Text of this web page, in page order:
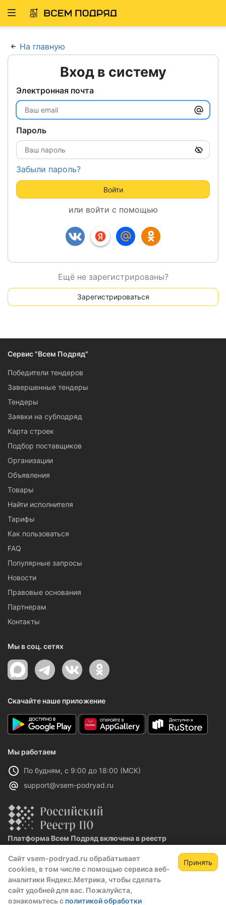
Сайт vsem-podryad.ru обрабатывает
cookies, в том числе с помощью сервиса веб-
аналитики Яндекс.Метрика, чтобы сделать
сайт удобней для вас. Пожалуйста,
ознакомьтесь с политикой обработки
Принять
Развернуть
На главную
Вход в систему
Электронная почта
Пароль
Забыли пароль?
Войти
или войти с помощью
Ещё не зарегистрированы?
Зарегистрироваться
Сервис "Всем Подряд"
Победители тендеров
Завершенные тендеры
Тендеры
Заявки на субподряд
Карта строек
Подбор поставщиков
Организации
Объявления
Товары
Найти исполнителя
Тарифы
Как пользоваться
FAQ
Популярные запросы
Новости
Правовые основания
Партнерам
Контакты
Мы в соц. сетях
Скачайте наше приложение
Мы работаем
По будням, с 9:00 до 18:00 (МСК)
support@vsem-podryad.ru
Платформа Всем Подряд включена в реестр
Реестровая запись №32021 от 06.02.2026
Политика конфиденциальности